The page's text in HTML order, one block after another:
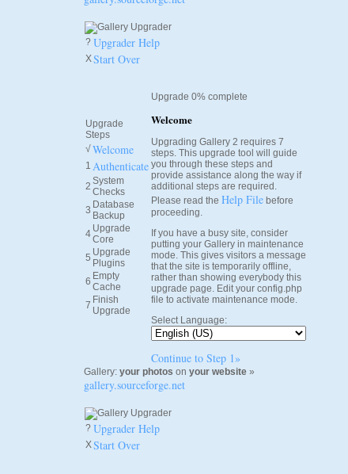
? Upgrader Help
XStart Over
Upgrade
Steps
√ Welcome
1 Authenticate
2 System
Checks
3 Database
Backup
4 Upgrade
Core
5 Upgrade
Plugins
6 Empty
Cache
7 Finish
Upgrade
Upgrade 0% complete
Welcome
Upgrading Gallery 2 requires 7
steps. This upgrade tool will guide
you through these steps and
provide assistance along the way if
additional steps are required.
Please read the Help File before
proceeding.
If you have a busy site, consider
putting your Gallery in maintenance
mode. This gives visitors a message
that the site is temporarily offline,
rather than showing everybody this
upgrade page. Edit your config.php
file to activate maintenance mode.
Select Language:
Continue to Step 1»
Gallery: your photos on your website »
gallery.sourceforge.net
? Upgrader Help
XStart Over